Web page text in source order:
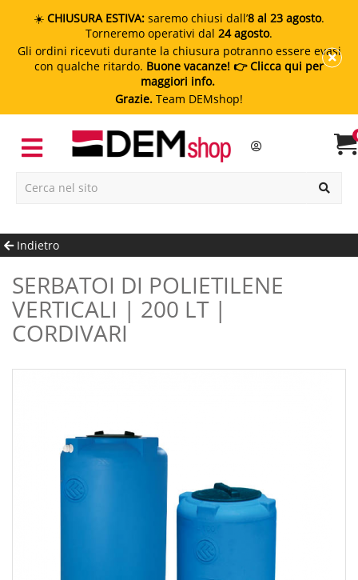
☀️ CHIUSURA ESTIVA: saremo chiusi dall’8 al 23 agosto.
Torneremo operativi dal 24 agosto.
Gli ordini ricevuti durante la chiusura potranno essere evasi
con qualche ritardo. Buone vacanze! 👉 Clicca qui per
maggiori info.
Grazie. Team DEMshop!
Indietro
SERBATOI DI POLIETILENE
VERTICALI | 200 LT |
CORDIVARI